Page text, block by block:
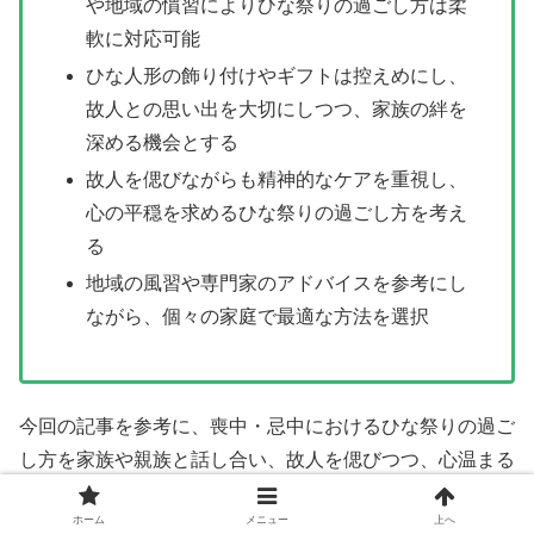
や地域の慣習によりひな祭りの過ごし方は柔
軟に対応可能
ひな人形の飾り付けやギフトは控えめにし、
故人との思い出を大切にしつつ、家族の絆を
深める機会とする
故人を偲びながらも精神的なケアを重視し、
心の平穏を求めるひな祭りの過ごし方を考え
る
地域の風習や専門家のアドバイスを参考にし
ながら、個々の家庭で最適な方法を選択
今回の記事を参考に、喪中・忌中におけるひな祭りの過ご
し方を家族や親族と話し合い、故人を偲びつつ、心温まる
ひな祭りを迎えましょう。
ホーム メニュー 上へ